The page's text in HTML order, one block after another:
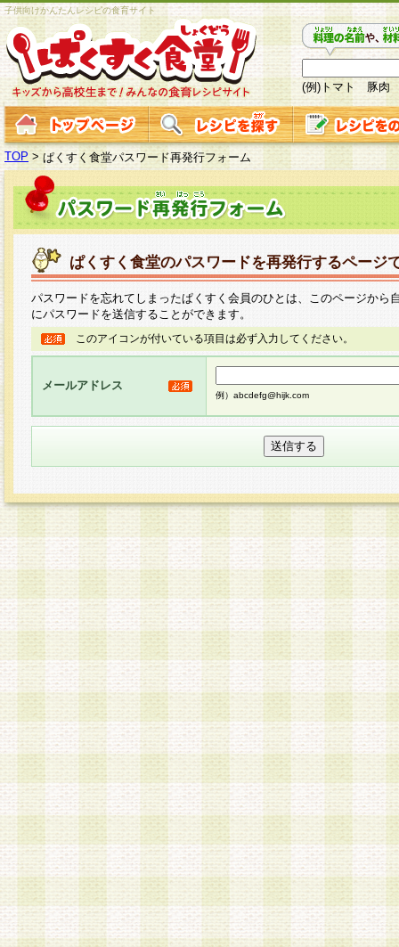
子供向けかんたんレシピの食育サイト
(例)トマト 豚肉
TOP > ぱくすく食堂パスワード再発行フォーム
ぱくすく食堂のパスワードを再発行するページ
パスワードを忘れてしまったぱくすく会員のひとは、このページから
にパスワードを送信することができます。
このアイコンが付いている項目は必ず入力してください。
メールアドレス
例）abcdefg@hijk.com